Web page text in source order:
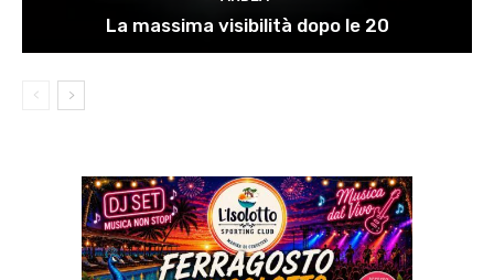
La massima visibilità dopo le 20